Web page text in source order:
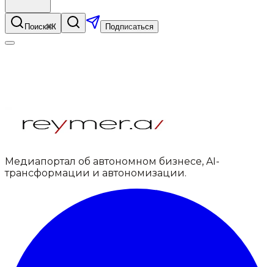
Поиск⌘K Подписаться
Медиапортал об автономном бизнесе, AI-
трансформации и автономизации.